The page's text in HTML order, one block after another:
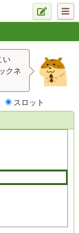
い
クネ
スロット